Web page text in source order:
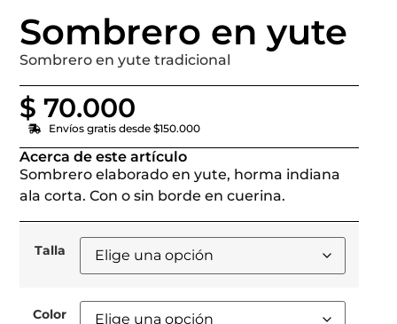
Sombrero en yute
Sombrero en yute tradicional
$ 70.000
Envíos gratis desde $150.000
Acerca de este artículo
Sombrero elaborado en yute, horma indiana
ala corta. Con o sin borde en cuerina.
Talla
Color